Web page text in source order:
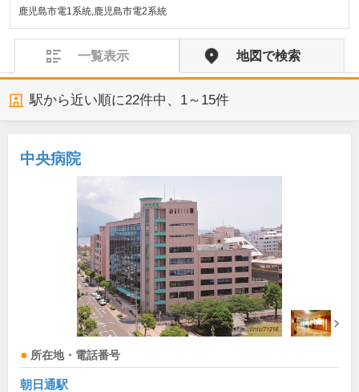
鹿児島市電1系統,鹿児島市電2系統
一覧表示 地図で検索
駅から近い順に22件中、 1～15件
中央病院
所在地・電話番号
朝日通駅